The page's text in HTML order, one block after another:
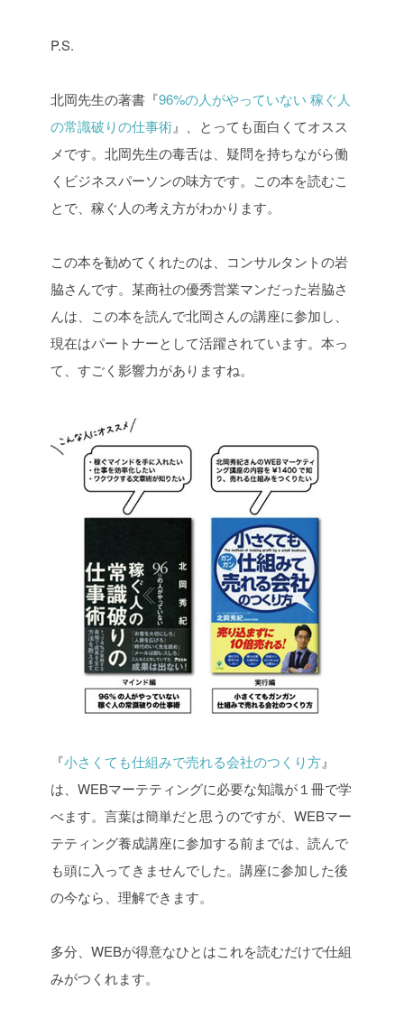
P.S.
北岡先生の著書『96%の人がやっていない 稼ぐ人
の常識破りの仕事術』、とっても面白くてオスス
メです。北岡先生の毒舌は、疑問を持ちながら働
くビジネスパーソンの味方です。この本を読むこ
とで、稼ぐ人の考え方がわかります。
この本を勧めてくれたのは、コンサルタントの岩
脇さんです。某商社の優秀営業マンだった岩脇さ
んは、この本を読んで北岡さんの講座に参加し、
現在はパートナーとして活躍されています。本っ
て、すごく影響力がありますね。
『小さくても仕組みで売れる会社のつくり方』
は、WEBマーテティングに必要な知識が１冊で学
べます。言葉は簡単だと思うのですが、WEBマー
テティング養成講座に参加する前までは、読んで
も頭に入ってきませんでした。講座に参加した後
の今なら、理解できます。
多分、WEBが得意なひとはこれを読むだけで仕組
みがつくれます。